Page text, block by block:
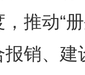
推动“
销、